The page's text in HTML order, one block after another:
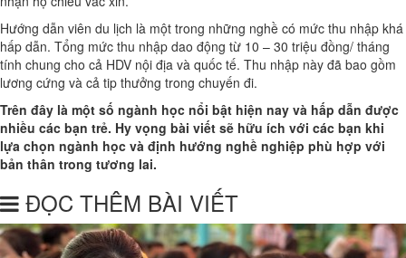
Hướng dẫn viên du lịch là một trong những nghề có mức thu nhập khá
hấp dẫn. Tổng mức thu nhập dao động từ 10 – 30 triệu đồng/ tháng
tính chung cho cả HDV nội địa và quốc tế. Thu nhập này đã bao gồm
lương cứng và cả tip thưởng trong chuyến đi.
Trên đây là một số ngành học nổi bật hiện nay và hấp dẫn được
nhiều các bạn trẻ. Hy vọng bài viết sẽ hữu ích với các bạn khi
lựa chọn ngành học và định hướng nghề nghiệp phù hợp với
bản thân trong tương lai.
ĐỌC THÊM BÀI VIẾT